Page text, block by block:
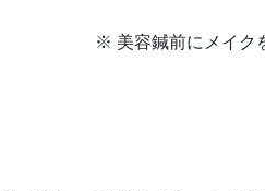
※ 美容鍼前にメイク